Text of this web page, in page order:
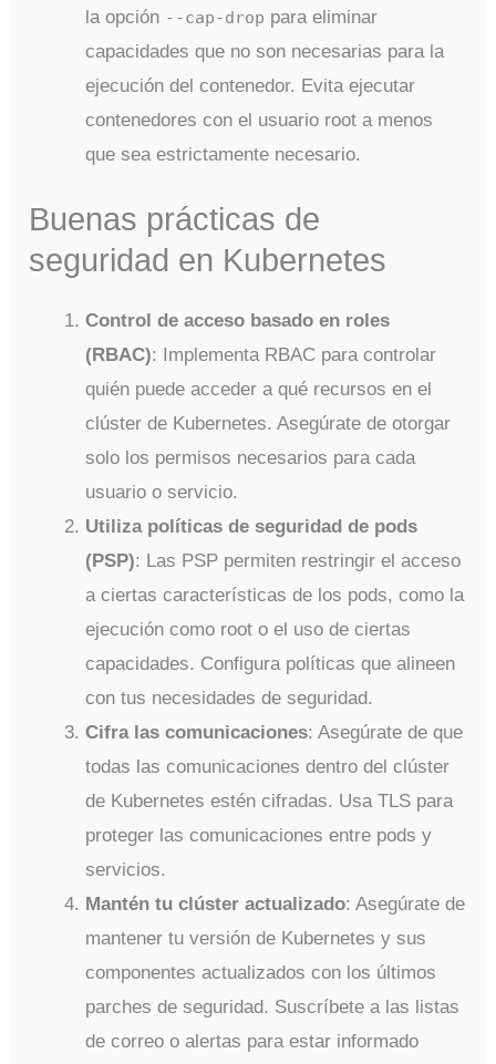
la opción --cap-drop para eliminar
capacidades que no son necesarias para la
ejecución del contenedor. Evita ejecutar
contenedores con el usuario root a menos
que sea estrictamente necesario.
Buenas prácticas de
seguridad en Kubernetes
Control de acceso basado en roles
(RBAC): Implementa RBAC para controlar
quién puede acceder a qué recursos en el
clúster de Kubernetes. Asegúrate de otorgar
solo los permisos necesarios para cada
usuario o servicio.
Utiliza políticas de seguridad de pods
(PSP): Las PSP permiten restringir el acceso
a ciertas características de los pods, como la
ejecución como root o el uso de ciertas
capacidades. Configura políticas que alineen
con tus necesidades de seguridad.
Cifra las comunicaciones: Asegúrate de que
todas las comunicaciones dentro del clúster
de Kubernetes estén cifradas. Usa TLS para
proteger las comunicaciones entre pods y
servicios.
Mantén tu clúster actualizado: Asegúrate de
mantener tu versión de Kubernetes y sus
componentes actualizados con los últimos
parches de seguridad. Suscríbete a las listas
de correo o alertas para estar informado